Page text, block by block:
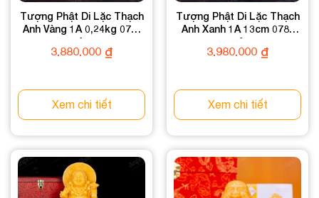
Tượng Phật Di Lặc Thạch
Anh Vàng 1A 0,24kg 078-
0911A-0.24
3.880.000 ₫
Xem chi tiết
Tượng Phật Di Lặc Thạch
Anh Xanh 1A 13cm 078-
0931A-13
3.980.000 ₫
Xem chi tiết